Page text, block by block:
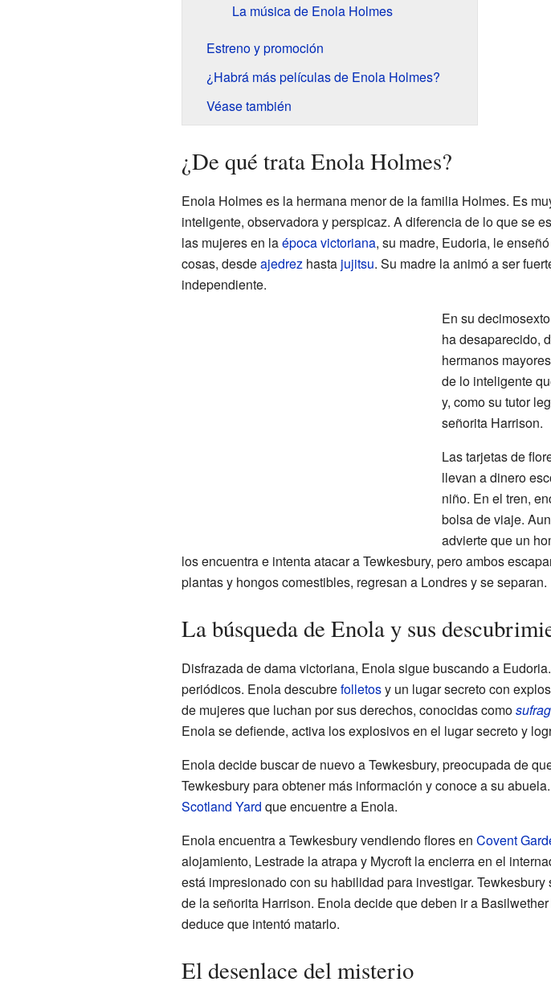
La música de Enola Holmes
Estreno y promoción
¿Habrá más películas de Enola Holmes?
Véase también
¿De qué trata Enola Holmes?
Enola Holmes es la hermana menor de la familia Holmes. Es
inteligente, observadora y perspicaz. A diferencia de lo que se
las mujeres en laépoca victoriana, su madre, Eudoria, le
cosas, desdeajedrezhasta jujitsu. Su madre la animó a ser
independiente.
En su
ha desaparecido,
hermanos
de lo inteligente
y, como su tutor
señorita Harrison.
Las tarjetas de
llevan a dinero
niño. En el tren,
bolsa de viaje.
advierte que un
los encuentra e intenta atacar a Tewkesbury, pero ambos
plantas y hongos comestibles, regresan a Londres y se separan.
La búsqueda de Enola y sus
Disfrazada de dama victoriana, Enola sigue buscando a
periódicos. Enola descubrefolletosy un lugar secreto con
de mujeres que luchan por sus derechos, conocidas como
Enola se defiende, activa los explosivos en el lugar secreto y
Enola decide buscar de nuevo a Tewkesbury, preocupada de
Tewkesbury para obtener más información y conoce a su
Scotland Yard que encuentre a Enola.
Enola encuentra a Tewkesbury vendiendo flores en Covent
alojamiento, Lestrade la atrapa y Mycroft la encierra en el
está impresionado con su habilidad para investigar.
de la señorita Harrison. Enola decide que deben ir a
deduce que intentó matarlo.
El desenlace del misterio